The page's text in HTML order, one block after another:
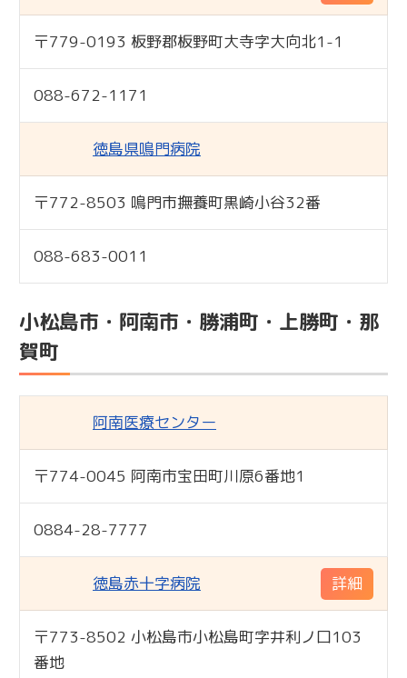
標準
〒779-0193 板野郡板野町大寺字大向北1-1
088-672-1171
徳島県鳴門病院
標準
〒772-8503 鳴門市撫養町黒崎小谷32番
088-683-0011
小松島市・阿南市・勝浦町・上勝町・那
賀町
阿南医療センター
標準
〒774-0045 阿南市宝田町川原6番地1
0884-28-7777
徳島赤十字病院 詳細
専門
〒773-8502 小松島市小松島町字井利ノ口103
番地